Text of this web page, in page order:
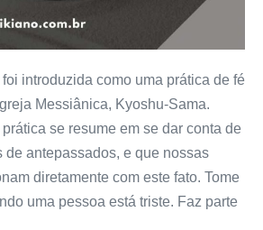
introduzida como uma prática de fé
Messiânica, Kyoshu-Sama.
se resume em se dar conta de
de antepassados, e que nossas
diretamente com este fato. Tome
uma pessoa está triste. Faz parte